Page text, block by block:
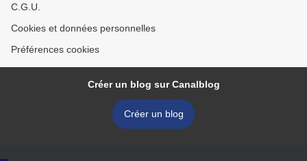
C.G.U.
Cookies et données personnelles
Préférences cookies
Créer un blog sur Canalblog
Créer un blog